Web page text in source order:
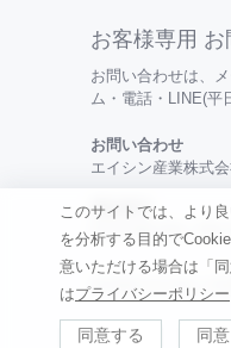
お客様専用
お問い合わせは、
ム・電話・LINE(平
お問い合わせ
エイシン産業株式
電話番号
0120-099-456 / 050-
特定商取引法の表記 | 利
このサイトでは、より
を分析する目的で
意いただける場合は「
はプライバシーポリシー
同意する 同